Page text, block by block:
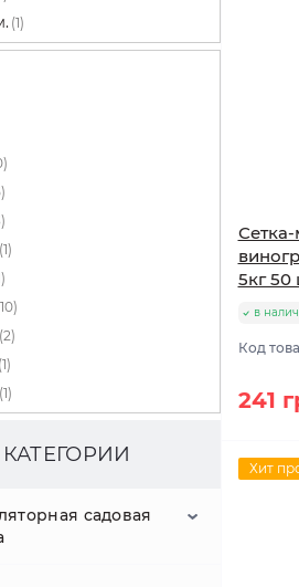
(1)
(1)
(2)
(1)
(1)
КАТЕГОРИИ
садовая
5кг 50
в
Код
241
Хит